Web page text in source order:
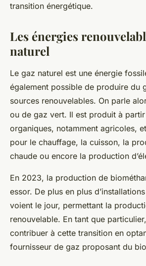
transition énergétique.
Les énergies
naturel
Le gaz naturel est une énergie
également possible de produire du
sources renouvelables. On parle
ou de gaz vert. Il est produit à
organiques, notamment agricoles,
pour le chauffage, la cuisson, la
chaude ou encore la production
En 2023, la production de
essor. De plus en plus
voient le jour, permettant la
renouvelable. En tant que
contribuer à cette transition en
fournisseur de gaz proposant du